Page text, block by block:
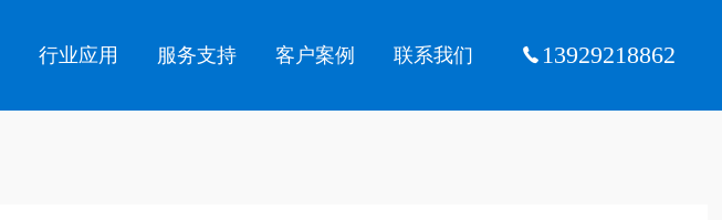
行业应用 服务支持 客户案例 联系我们 13929218862